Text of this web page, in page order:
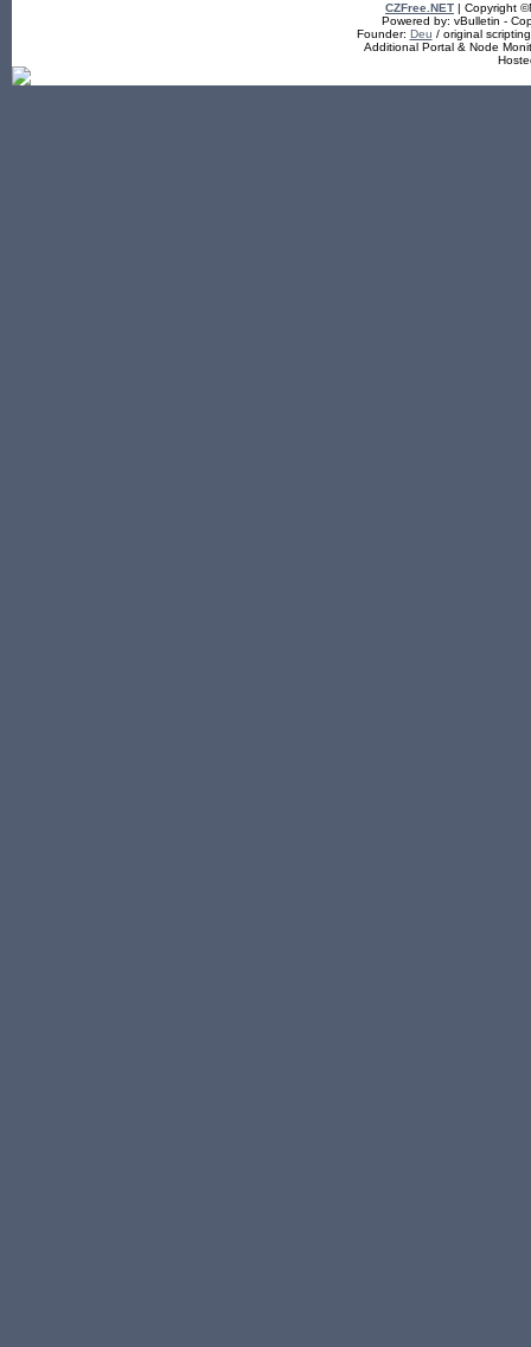
CZFree.NET | Copyright
Powered by: vBulletin -
Founder: Deu / original
Additional Portal & Node